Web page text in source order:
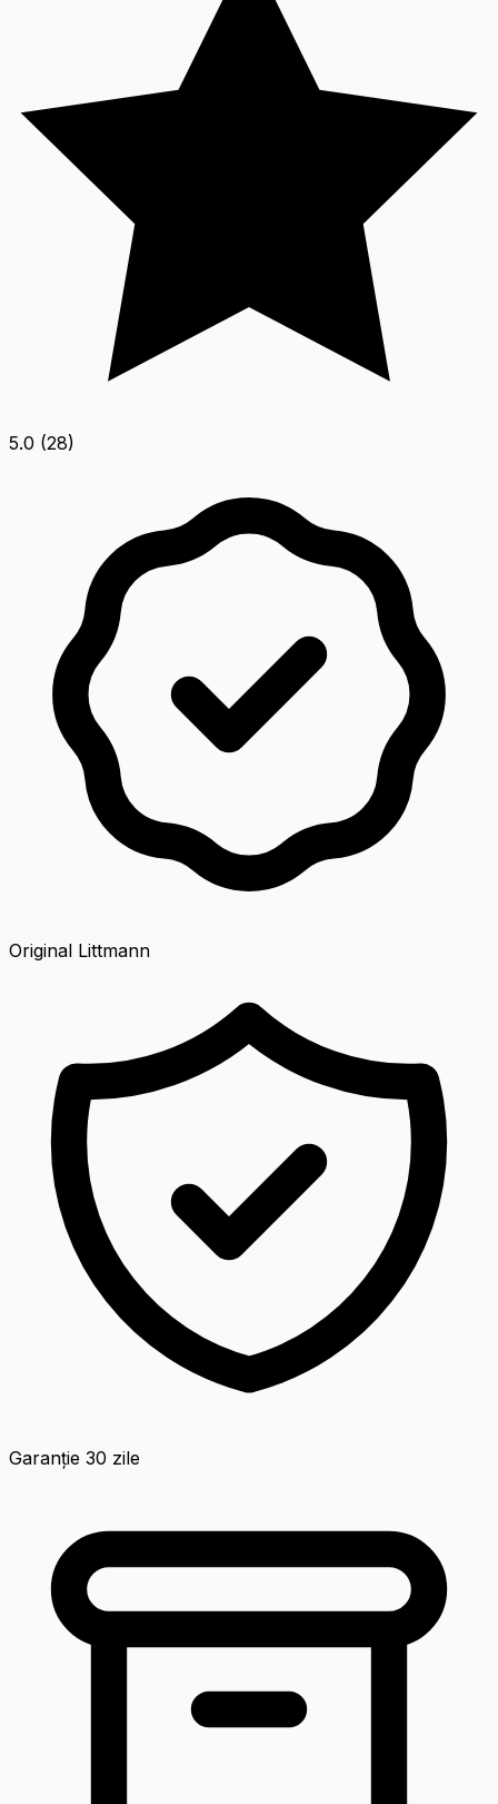
5.0 (28)
Original Littmann
Garanție 30 zile